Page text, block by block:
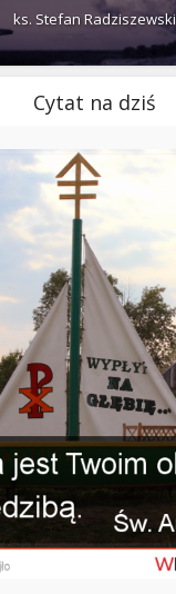
ks. Stefan Radziszewski
Cytat na dziś